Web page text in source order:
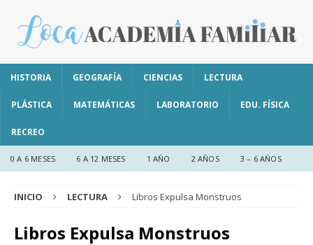
HISTORIA GEOGRAFÍA CIENCIAS LECTURA
PLÁSTICA MATEMÁTICAS LABORATORIO EDU. FÍSICA
RECREO
0 A 6 MESES 6 A 12 MESES 1 AÑO 2 AÑOS 3 – 6 AÑOS
INICIO LECTURA Libros Expulsa Monstruos
Libros Expulsa Monstruos